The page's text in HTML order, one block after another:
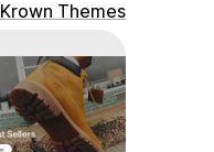
Krown Themes